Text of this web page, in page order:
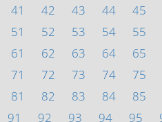
41
42 43 44 45
51
52 53 54 55
61
62 63 64 65
71
72 73 74 75
81
82 83 84 85
91
92 93 94 95